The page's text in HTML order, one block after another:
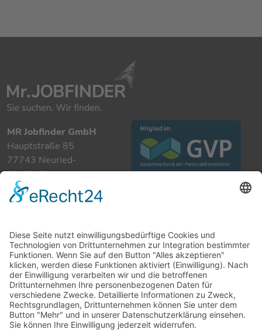
MR Jobfinder GmbH
Hauptstraße 85
77743 Neuried-
Ichenheim
+49 7807 885 901 0
info@mrjobfinder.com
Für Arbeitgeber
Für Arbeitnehmer
Stellenanzeigen
Kandidaten
Kontakt
Datenschutzerklärung